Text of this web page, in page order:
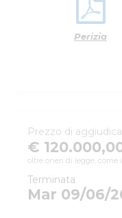
Perizia
Prezzo di
€
oltre oneri di legge, come
Terminata
Mar 09/06/